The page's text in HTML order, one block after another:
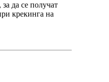
да се получат
крекинга на